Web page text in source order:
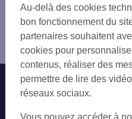
NIMES MAS VERDIER
NIMES VILLE ACTIVE
NIMES 51 ROUTE DE
CHU NIMES-CAREMEAU
ECOLE POLICE DE NIMES
CAVEIRAC 1 RUE DES
TOTAL MARGUERITTES
Nîmes
Distributeur/automate
Nos engagements
Autres
Au-delà des cookies
bon fonctionnement du
partenaires souhaitent
cookies pour
contenus, réaliser des
permettre de lire des
réseaux sociaux.
Vous pouvez accéder à